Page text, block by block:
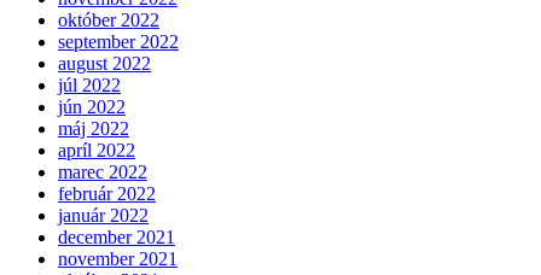
október 2022
september 2022
august 2022
júl 2022
jún 2022
máj 2022
apríl 2022
marec 2022
február 2022
január 2022
december 2021
november 2021